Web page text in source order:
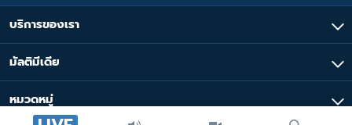
บริการของเรา
มัลติมีเดีย
หมวดหมู่